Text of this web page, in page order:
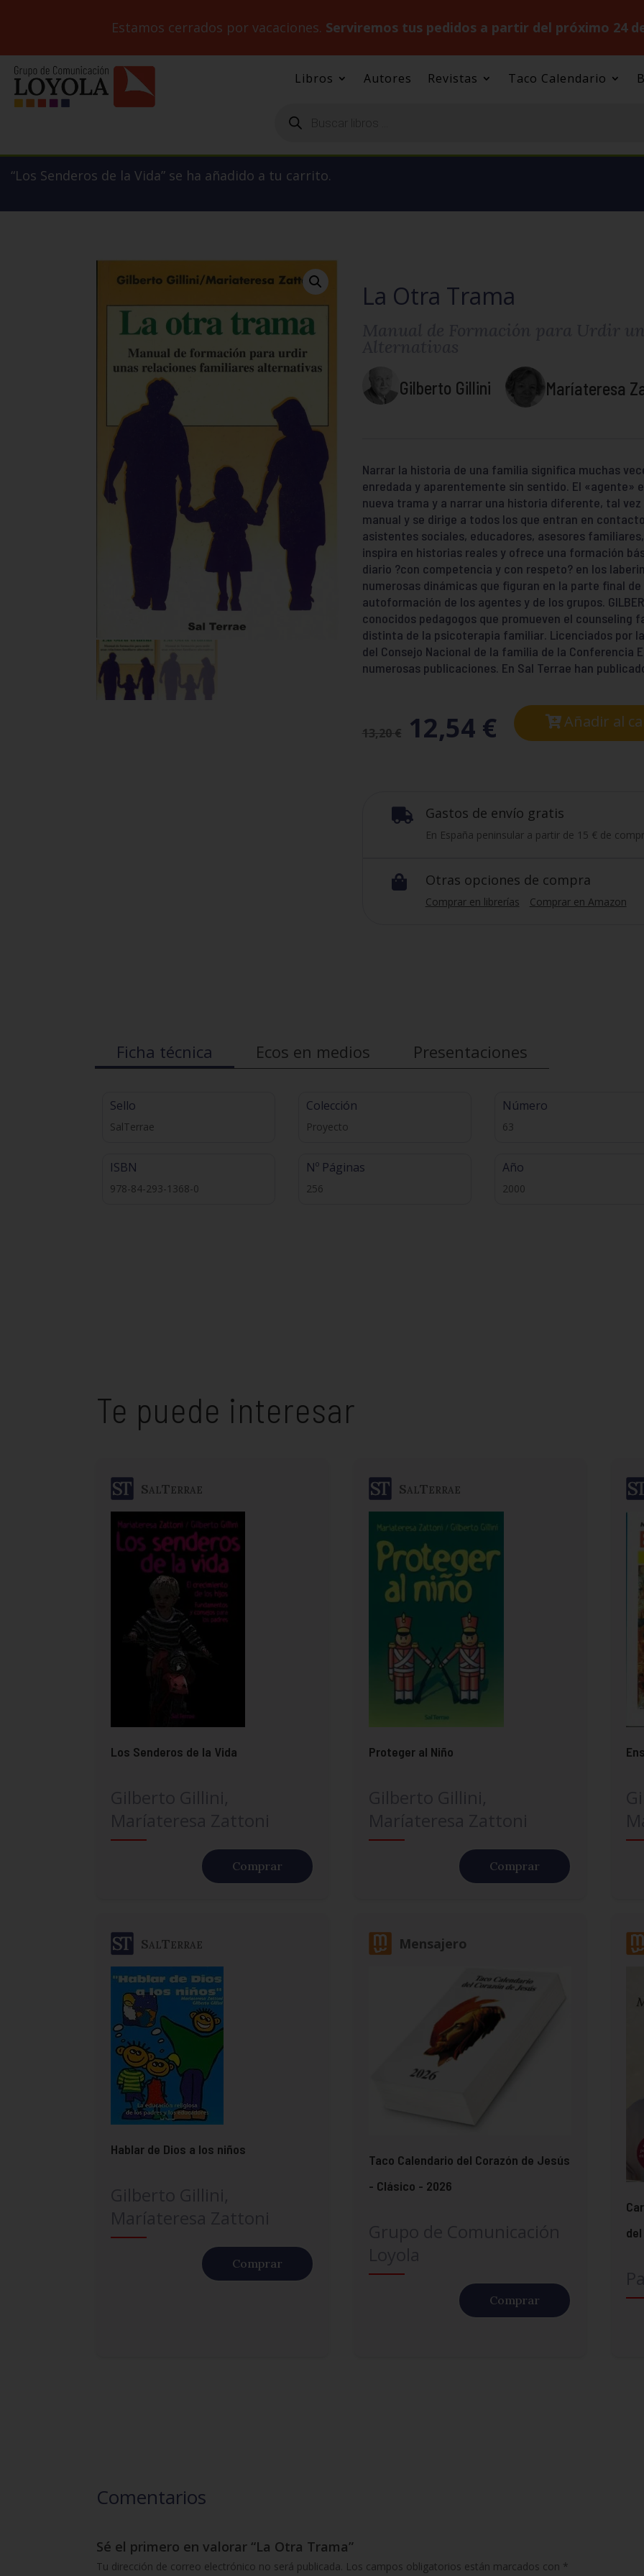
Estamos cerrados por vacaciones. Serviremos tus pedidos a partir del próximo 24
Libros Autores Revistas Taco Calendario
productos
“Los Senderos de la Vida” se ha añadido a tu carrito.
La Otra Trama
Gilberto Gillini Maríateresa
Narrar la historia de una familia significa muchas
enredada y aparentemente sin sentido. El «agente»
nueva trama y a narrar una historia diferente, tal vez
manual y se dirige a todos los que entran en
asistentes sociales, educadores, asesores
inspira en historias reales y ofrece una formación
diario ?con competencia y con respeto? en los
numerosas dinámicas que figuran en la parte final
autoformación de los agentes y de los grupos.
conocidos pedagogos que promueven el counseling
distinta de la psicoterapia familiar. Licenciados por la
del Consejo Nacional de la familia de la Conferencia
numerosas publicaciones. En Sal Terrae han
13,20€ 12,54 € Añadir al
 Gastos de envío gratis
En España peninsular a partir de 15 € de
 Otras opciones de compra
Comprar en librerías Comprar en Amazon
Ficha técnica Ecos en medios Presentaciones
Sello
SalTerrae
ISBN
978-84-293-1368-0
Colección
Proyecto
Nº Páginas
256
Número
63
Año
2000
Te puede interesar
SalTerrae
Los Senderos de la Vida
Comprar
SalTerrae
Proteger al Niño
Comprar
SalTerrae
Hablar de Dios a los niños
Comprar
Mensajero
Taco Calendario del Corazón de Jesús
- Clásico - 2026
Comprar
del
Comentarios
Sé el primero en valorar “La Otra Trama”
Tu dirección de correo electrónico no será publicada. Los campos obligatorios están marcados con *